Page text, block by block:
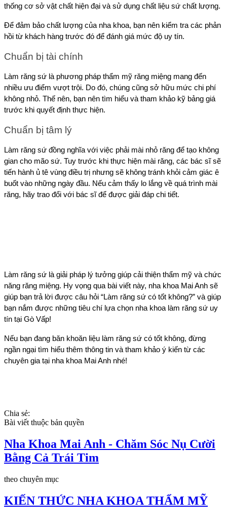
thống cơ sở vật chất hiện đại và sử dụng chất liệu sứ chất lượng.
Để đảm bảo chất lượng của nha khoa, bạn nên kiểm tra các phản
hồi từ khách hàng trước đó để đánh giá mức độ uy tín.
Chuẩn bị tài chính
Làm răng sứ là phương pháp thẩm mỹ răng miệng mang đến
nhiều ưu điểm vượt trội. Do đó, chúng cũng sở hữu mức chi phí
không nhỏ. Thế nên, bạn nên tìm hiểu và tham khảo kỹ bảng giá
trước khi quyết định thực hiện.
Chuẩn bị tâm lý
Làm răng sứ đồng nghĩa với việc phải mài nhỏ răng để tạo không
gian cho mão sứ. Tuy trước khi thực hiện mài răng, các bác sĩ sẽ
tiến hành ủ tê vùng điều trị nhưng sẽ không tránh khỏi cảm giác ê
buốt vào những ngày đầu. Nếu cảm thấy lo lắng về quá trình mài
răng, hãy trao đổi với bác sĩ để được giải đáp chi tiết.
Làm răng sứ là giải pháp lý tưởng giúp cải thiện thẩm mỹ và chức
năng răng miệng. Hy vọng qua bài viết này, nha khoa Mai Anh sẽ
giúp bạn trả lời được câu hỏi “Làm răng sứ có tốt không?” và giúp
bạn nắm được những tiêu chí lựa chọn nha khoa làm răng sứ uy
tín tại Gò Vấp!
Nếu bạn đang băn khoăn liệu làm răng sứ có tốt không, đừng
ngần ngại tìm hiểu thêm thông tin và tham khảo ý kiến từ các
chuyên gia tại nha khoa Mai Anh nhé!
Chia sẻ:
Bài viết thuộc bản quyền
Nha Khoa Mai Anh - Chăm Sóc Nụ Cười
Bằng Cả Trái Tim
theo chuyên mục
KIẾN THỨC NHA KHOA THẨM MỸ